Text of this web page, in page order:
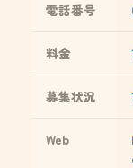
電話番号
料金
募集状況
Web